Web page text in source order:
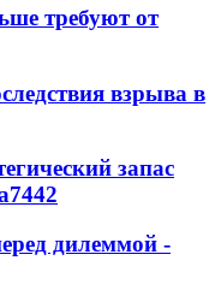
требуют от
взрыва в
запас
7442
дилеммой -